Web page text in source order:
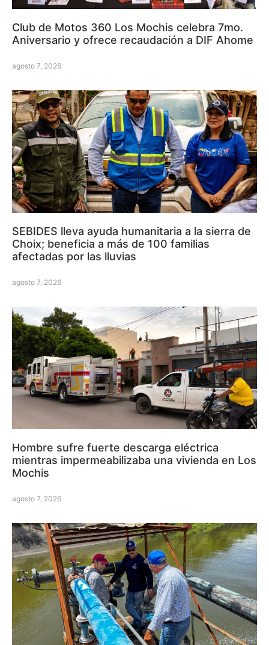
Club de Motos 360 Los Mochis celebra 7mo.
Aniversario y ofrece recaudación a DIF Ahome
agosto 7, 2026
SEBIDES lleva ayuda humanitaria a la sierra de
Choix; beneficia a más de 100 familias
afectadas por las lluvias
agosto 7, 2026
Hombre sufre fuerte descarga eléctrica
mientras impermeabilizaba una vivienda en Los
Mochis
agosto 7, 2026